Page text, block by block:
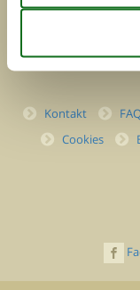
Kontakt
Cookies